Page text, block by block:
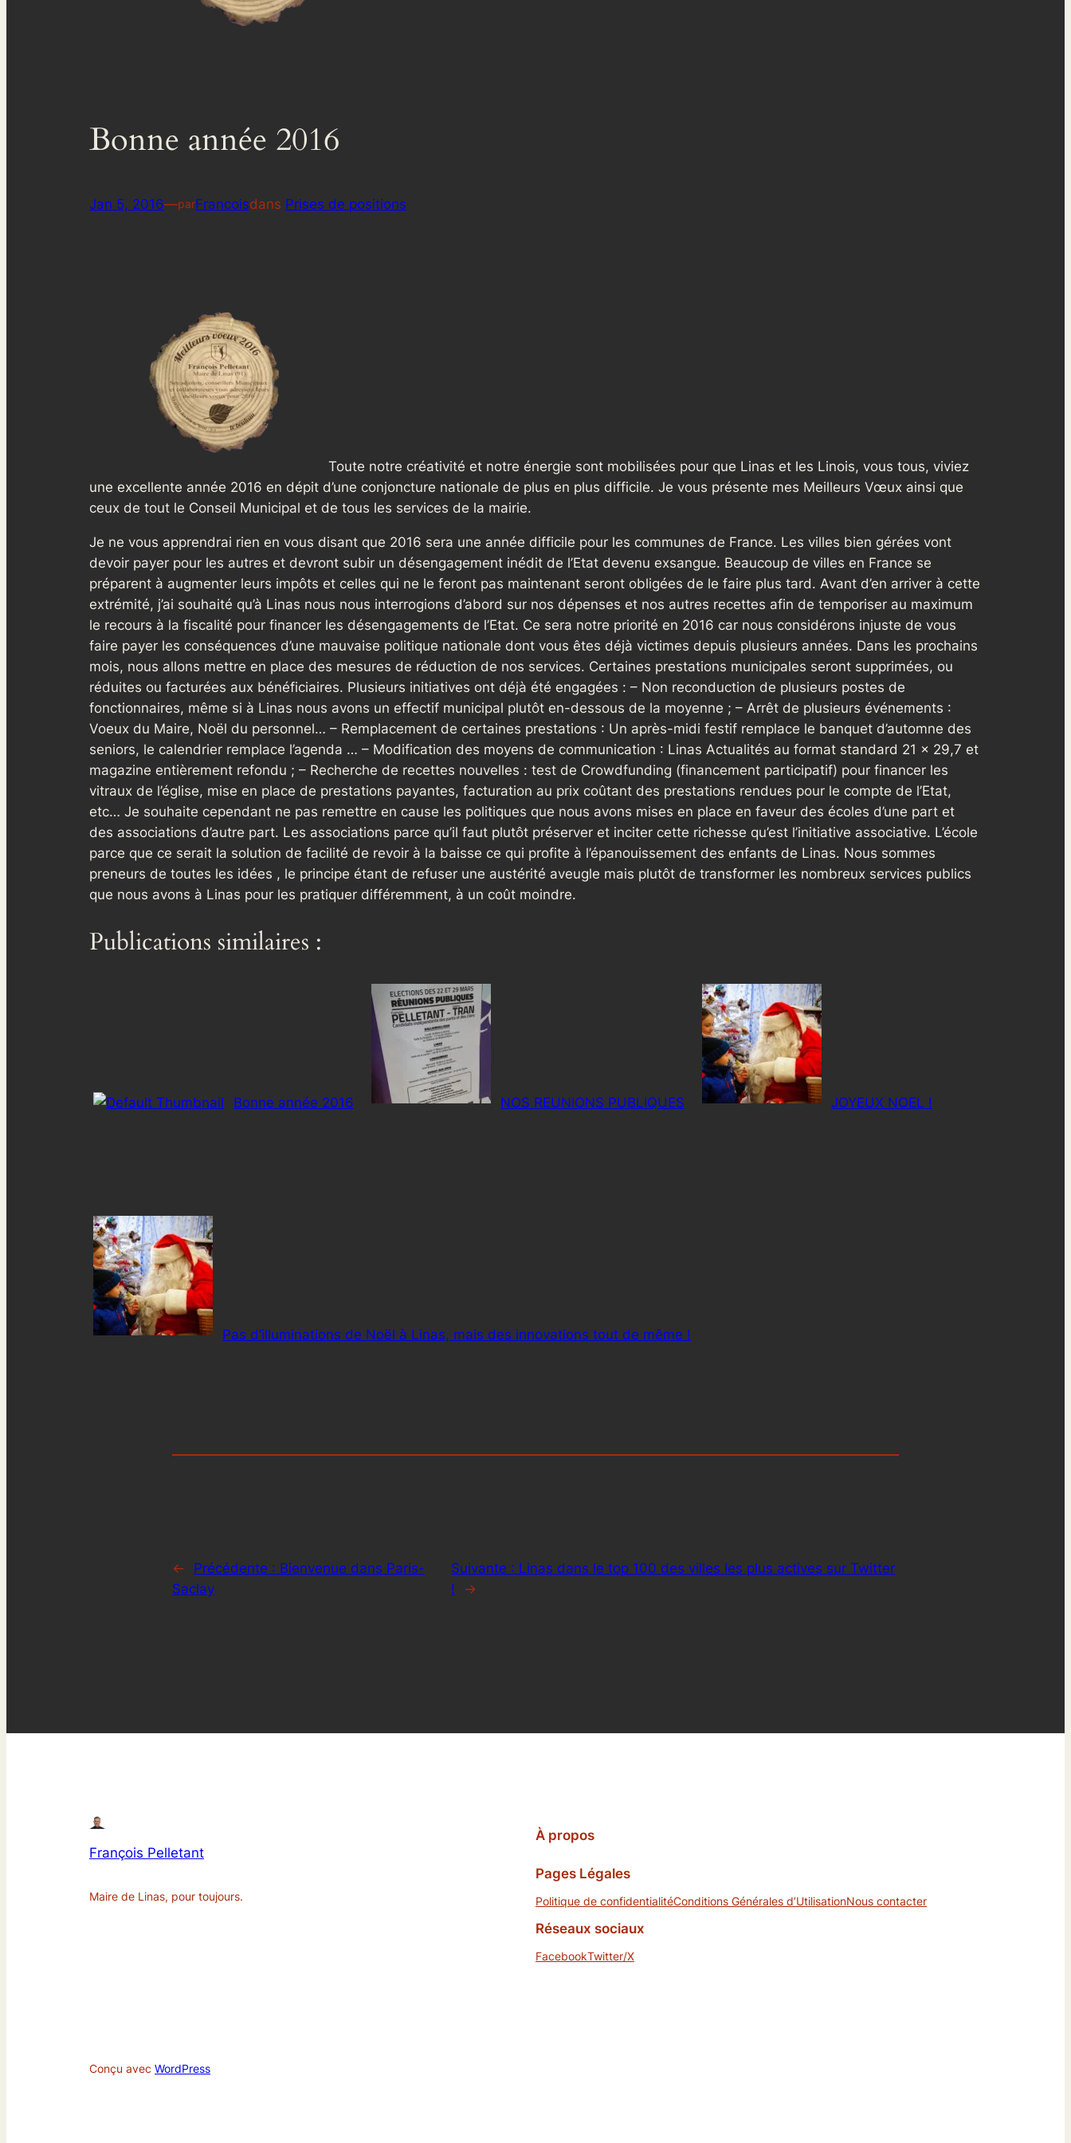
Bonne année 2016
Jan 5, 2016—parFrancoisdans Prises de positions
Toute notre créativité et notre énergie sont mobilisées pour que Linas et les Linois, vous tous, viviez
une excellente année 2016 en dépit d’une conjoncture nationale de plus en plus difficile. Je vous présente mes Meilleurs Vœux ainsi que
ceux de tout le Conseil Municipal et de tous les services de la mairie.
Je ne vous apprendrai rien en vous disant que 2016 sera une année difficile pour les communes de France. Les villes bien gérées vont
devoir payer pour les autres et devront subir un désengagement inédit de l’Etat devenu exsangue. Beaucoup de villes en France se
préparent à augmenter leurs impôts et celles qui ne le feront pas maintenant seront obligées de le faire plus tard. Avant d’en arriver à cette
extrémité, j’ai souhaité qu’à Linas nous nous interrogions d’abord sur nos dépenses et nos autres recettes afin de temporiser au maximum
le recours à la fiscalité pour financer les désengagements de l’Etat. Ce sera notre priorité en 2016 car nous considérons injuste de vous
faire payer les conséquences d’une mauvaise politique nationale dont vous êtes déjà victimes depuis plusieurs années. Dans les prochains
mois, nous allons mettre en place des mesures de réduction de nos services. Certaines prestations municipales seront supprimées, ou
réduites ou facturées aux bénéficiaires. Plusieurs initiatives ont déjà été engagées : – Non reconduction de plusieurs postes de
fonctionnaires, même si à Linas nous avons un effectif municipal plutôt en-dessous de la moyenne ; – Arrêt de plusieurs événements :
Voeux du Maire, Noël du personnel… – Remplacement de certaines prestations : Un après-midi festif remplace le banquet d’automne des
seniors, le calendrier remplace l’agenda … – Modification des moyens de communication : Linas Actualités au format standard 21 x 29,7 et
magazine entièrement refondu ; – Recherche de recettes nouvelles : test de Crowdfunding (financement participatif) pour financer les
vitraux de l’église, mise en place de prestations payantes, facturation au prix coûtant des prestations rendues pour le compte de l’Etat,
etc… Je souhaite cependant ne pas remettre en cause les politiques que nous avons mises en place en faveur des écoles d’une part et
des associations d’autre part. Les associations parce qu’il faut plutôt préserver et inciter cette richesse qu’est l’initiative associative. L’école
parce que ce serait la solution de facilité de revoir à la baisse ce qui profite à l’épanouissement des enfants de Linas. Nous sommes
preneurs de toutes les idées , le principe étant de refuser une austérité aveugle mais plutôt de transformer les nombreux services publics
que nous avons à Linas pour les pratiquer différemment, à un coût moindre.
Publications similaires :
Bonne année 2016 NOS REUNIONS PUBLIQUES JOYEUX NOEL !
Pas d’illuminations de Noël à Linas, mais des innovations tout de même !
← Précédente : Bienvenue dans Paris-
Saclay
Suivante : Linas dans le top 100 des villes les plus actives sur Twitter
!
→
François Pelletant
Maire de Linas, pour toujours.
À propos
Pages Légales
Politique de confidentialitéConditions Générales d’UtilisationNous contacter
Réseaux sociaux
FacebookTwitter/X
Conçu avec WordPress